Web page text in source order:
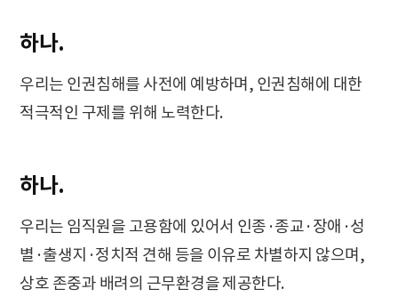
하나.
우리는 인권침해를 사전에 예방하며, 인권침해에 대한
적극적인 구제를 위해 노력한다.
하나.
우리는 임직원을 고용함에 있어서 인종·종교·장애·성
별·출생지·정치적 견해 등을 이유로 차별하지 않으며,
상호 존중과 배려의 근무환경을 제공한다.